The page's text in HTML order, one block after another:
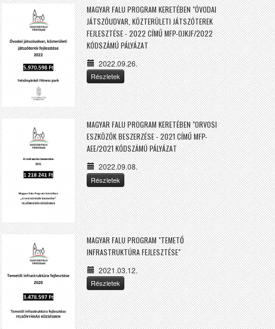
MAGYAR FALU PROGRAM KERETÉBEN "ÓVODAI
JÁTSZÓUDVAR, KÖZTERÜLETI JÁTSZÓTEREK
FEJLESZTÉSE - 2022 CÍMŰ MFP-OJKJF/2022
KÓDSZÁMÚ PÁLYÁZAT
2022.09.26.
Részletek
MAGYAR FALU PROGRAM KERETÉBEN "ORVOSI
ESZKÖZÖK BESZERZÉSE - 2021 CÍMŰ MFP-
AEE/2021 KÓDSZÁMÚ PÁLYÁZAT
2022.09.08.
Részletek
MAGYAR FALU PROGRAM "TEMETŐ
INFRASTRUKTÚRA FEJLESZTÉSE"
2021.03.12.
Részletek